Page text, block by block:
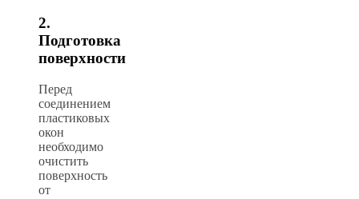
2.
Подготовка
поверхности
Перед
соединением
пластиковых
окон
необходимо
очистить
поверхность
от